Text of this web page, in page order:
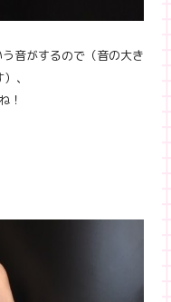
音がするので （音の大き
、
！